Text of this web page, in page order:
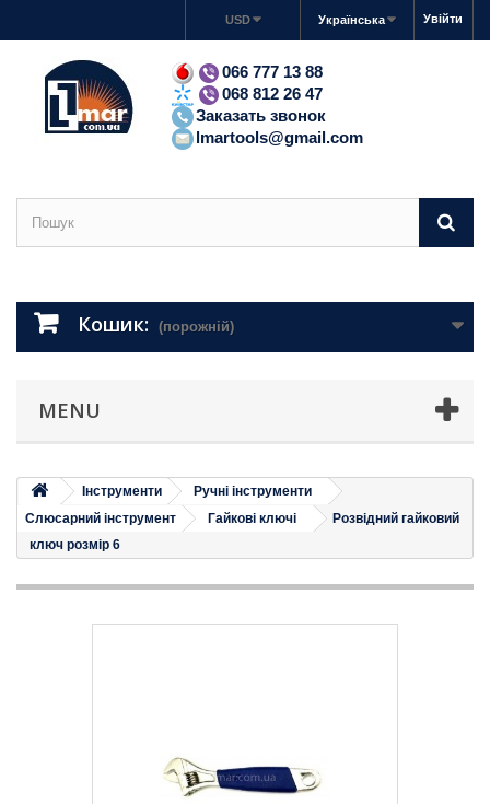
Увійти
Українська
USD
066 777 13 88
068 812 26 47
Заказать звонок
lmartools@gmail.com
Кошик: (порожній)
MENU
Iнструменти
Ручні інструменти
Слюсарний інструмент
Гайкові ключі
Розвідний гайковий
ключ розмір 6